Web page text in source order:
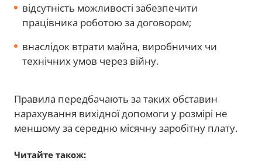
відсутність можливості забезпечити
працівника роботою за договором;
внаслідок втрати майна, виробничих чи
технічних умов через війну.
Правила передбачають за таких обставин
нарахування вихідної допомоги у розмірі не
меншому за середню місячну заробітну плату.
Читайте також: